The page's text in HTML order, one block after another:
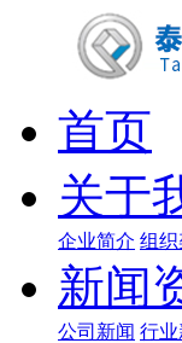
首页
关于
企业简介 组织
新闻
公司新闻 行业